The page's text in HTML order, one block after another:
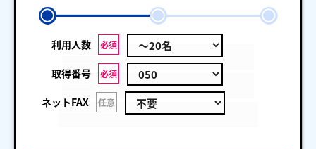
利用人数 必須
取得番号 必須
ネットFAX 任意